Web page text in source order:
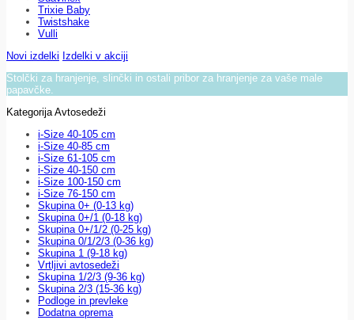
Trixie Baby
Twistshake
Vulli
Novi izdelki Izdelki v akciji
Stolčki za hranjenje, slinčki in ostali pribor za hranjenje za vaše male
papavčke.
Kategorija Avtosedeži
i-Size 40-105 cm
i-Size 40-85 cm
i-Size 61-105 cm
i-Size 40-150 cm
i-Size 100-150 cm
i-Size 76-150 cm
Skupina 0+ (0-13 kg)
Skupina 0+/1 (0-18 kg)
Skupina 0+/1/2 (0-25 kg)
Skupina 0/1/2/3 (0-36 kg)
Skupina 1 (9-18 kg)
Vrtljivi avtosedeži
Skupina 1/2/3 (9-36 kg)
Skupina 2/3 (15-36 kg)
Podloge in prevleke
Dodatna oprema